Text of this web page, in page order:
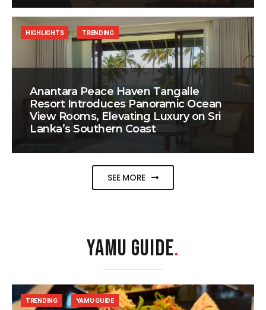
Anantara Peace Haven Tangalle
Resort Introduces Panoramic Ocean
View Rooms, Elevating Luxury on Sri
Lanka’s Southern Coast
HIGHLIGHTS TRENDING
SEE MORE
YAMU GUIDE.
TRENDING YAMU GUIDE